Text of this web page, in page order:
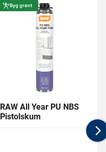
Byg grønt
RAW All Year PU NBS
Pistolskum